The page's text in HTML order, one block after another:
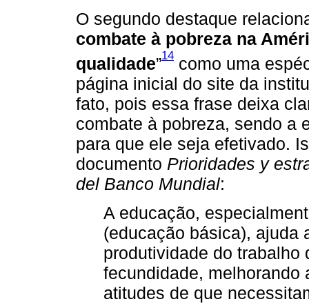
O segundo destaque
combate à pobreza na
qualidade”14 como uma
página inicial do site da
fato, pois essa frase deixa
combate à pobreza, sendo a
para que ele seja efetivado.
documento Prioridades y
del Banco Mundial:
A educação,
(educação básica), ajuda
produtividade do trabalho
fecundidade, melhorando
atitudes de que